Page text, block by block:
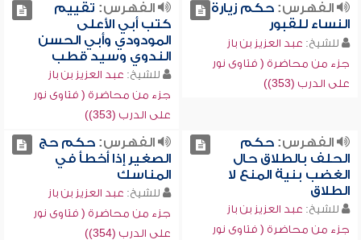
الفهرس:حكم زيارة
النساء للقبور
للشيخ: عبد العزيز بن باز
جزء من محاضرة ( فتاوى نور
على الدرب (353))
الفهرس: تقييم
كتب أبي الأعلى
المودودي وأبي الحسن
الندوي وسيد قطب
للشيخ: عبد العزيز بن باز
جزء من محاضرة ( فتاوى نور
على الدرب (353))
الفهرس:حكم
الحلف بالطلاق حال
الغضب بنية المنع لا
الطلاق
للشيخ: عبد العزيز بن باز
جزء من محاضرة ( فتاوى نور
الفهرس:حكم حج
الصغير إذا أخطأ في
المناسك
للشيخ: عبد العزيز بن باز
جزء من محاضرة ( فتاوى نور
على الدرب (354))